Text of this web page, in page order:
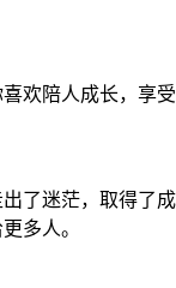
欢陪人成长，享受
了迷茫，取得了成
多人。